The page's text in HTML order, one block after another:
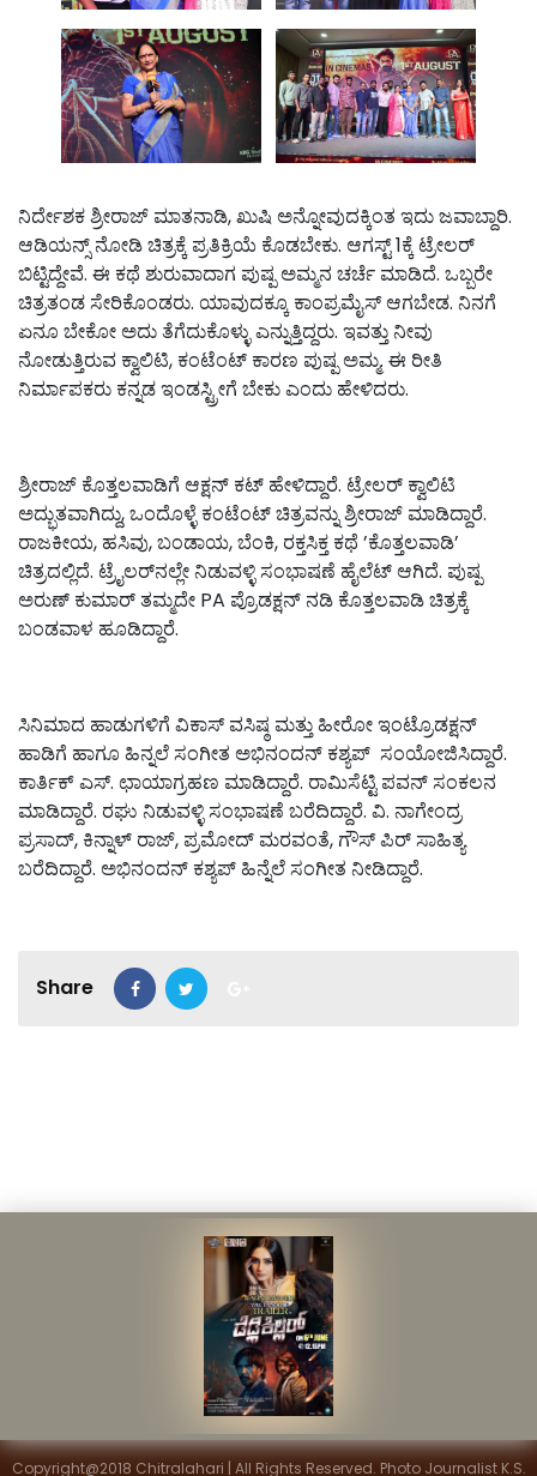
ನಿರ್ದೇಶಕ ಶ್ರೀರಾಜ್‌ ಮಾತನಾಡಿ, ಖುಷಿ ಅನ್ನೋವುದಕ್ಕಿಂತ ಇದು ಜವಾಬ್ದಾರಿ.
ಆಡಿಯನ್ಸ್‌ ನೋಡಿ ಚಿತ್ರಕ್ಕೆ ಪ್ರತಿಕ್ರಿಯೆ ಕೊಡಬೇಕು. ಆಗಸ್ಟ್‌ 1ಕ್ಕೆ ಟ್ರೇಲರ್‌
ಬಿಟ್ಟಿದ್ದೇವೆ. ಈ ಕಥೆ ಶುರುವಾದಾಗ ಪುಷ್ಪ ಅಮ್ಮನ ಚರ್ಚೆ ಮಾಡಿದೆ. ಒಬ್ಬರೇ
ಚಿತ್ರತಂಡ ಸೇರಿಕೊಂಡರು. ಯಾವುದಕ್ಕೂ ಕಾಂಪ್ರಮೈಸ್‌ ಆಗಬೇಡ. ನಿನಗೆ
ಏನೂ ಬೇಕೋ ಅದು ತೆಗೆದುಕೊಳ್ಳು ಎನ್ನುತ್ತಿದ್ದರು. ಇವತ್ತು ನೀವು
ನೋಡುತ್ತಿರುವ ಕ್ವಾಲಿಟಿ, ಕಂಟೆಂಟ್‌ ಕಾರಣ ಪುಷ್ಪ ಅಮ್ಮ. ಈ ರೀತಿ
ನಿರ್ಮಾಪಕರು ಕನ್ನಡ ಇಂಡಸ್ಟ್ರೀಗೆ ಬೇಕು ಎಂದು ಹೇಳಿದರು.
ಶ್ರೀರಾಜ್ ಕೊತ್ತಲವಾಡಿಗೆ ಆಕ್ಷನ್ ಕಟ್ ಹೇಳಿದ್ದಾರೆ. ಟ್ರೇಲರ್‌ ಕ್ವಾಲಿಟಿ
ಅದ್ಭುತವಾಗಿದ್ದು, ಒಂದೊಳ್ಳೆ ಕಂಟೆಂಟ್‌ ಚಿತ್ರವನ್ನು ಶ್ರೀರಾಜ್‌ ಮಾಡಿದ್ದಾರೆ.
ರಾಜಕೀಯ, ಹಸಿವು, ಬಂಡಾಯ, ಬೆಂಕಿ, ರಕ್ತಸಿಕ್ತ ಕಥೆ ’ಕೊತ್ತಲವಾಡಿ’
ಚಿತ್ರದಲ್ಲಿದೆ. ಟ್ರೈಲರ್‌ನಲ್ಲೇ ನಿಡುವಳ್ಳಿ ಸಂಭಾಷಣೆ ಹೈಲೆಟ್ ಆಗಿದೆ. ಪುಷ್ಪ
ಅರುಣ್‌ ಕುಮಾರ್‌ ತಮ್ಮದೇ PA ಪ್ರೊಡಕ್ಷನ್‌ ನಡಿ ಕೊತ್ತಲವಾಡಿ ಚಿತ್ರಕ್ಕೆ
ಬಂಡವಾಳ ಹೂಡಿದ್ದಾರೆ.
ಸಿನಿಮಾದ ಹಾಡುಗಳಿಗೆ ವಿಕಾಸ್ ವಸಿಷ್ಠ ಮತ್ತು ಹೀರೋ ಇಂಟ್ರೊಡಕ್ಷನ್
ಹಾಡಿಗೆ ಹಾಗೂ ಹಿನ್ನಲೆ ಸಂಗೀತ ಅಭಿನಂದನ್ ಕಶ್ಯಪ್ ಸಂಯೋಜಿಸಿದ್ದಾರೆ.
ಕಾರ್ತಿಕ್ ಎಸ್. ಛಾಯಾಗ್ರಹಣ ಮಾಡಿದ್ದಾರೆ. ರಾಮಿಸೆಟ್ಟಿ ಪವನ್ ಸಂಕಲನ
ಮಾಡಿದ್ದಾರೆ. ರಘು ನಿಡುವಳ್ಳಿ ಸಂಭಾಷಣೆ ಬರೆದಿದ್ದಾರೆ. ವಿ. ನಾಗೇಂದ್ರ
ಪ್ರಸಾದ್, ಕಿನ್ನಾಳ್ ರಾಜ್, ಪ್ರಮೋದ್ ಮರವಂತೆ, ಗೌಸ್ ಪಿರ್ ಸಾಹಿತ್ಯ
ಬರೆದಿದ್ದಾರೆ. ಅಭಿನಂದನ್‌ ಕಶ್ಯಪ್‌ ಹಿನ್ನೆಲೆ ಸಂಗೀತ ನೀಡಿದ್ದಾರೆ.
Share
Copyright@2018 Chitralahari | All Rights Reserved. Photo Journalist K.S.